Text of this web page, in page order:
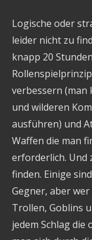
Logische oder
leider nicht zu
knapp 20
verbessern (man
und wilderen
ausführen) und
Waffen die man
erforderlich. Und
finden. Einige
Gegner, aber
Trollen, Goblins
jedem Schlag die